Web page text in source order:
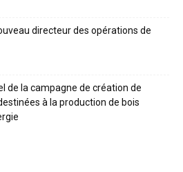
directeur des opérations de
de la campagne de création de
à la production de bois